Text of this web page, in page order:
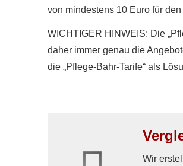
von mindestens 10 Euro für
WICHTIGER HINWEIS: Die
daher immer genau die
die „Pflege-Bahr-Tarife“ als
Wir